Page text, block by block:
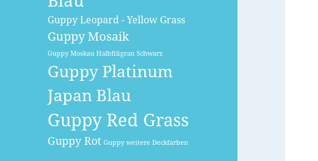
Guppy Leopard - Yellow Grass
Guppy Mosaik
Guppy Moskau Halbfiligran Schwarz
Guppy Platinum
Japan Blau
Guppy Red Grass
Guppy Rot Guppy weitere Deckfarben